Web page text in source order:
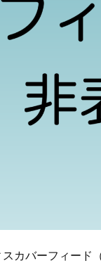
カバーフィード